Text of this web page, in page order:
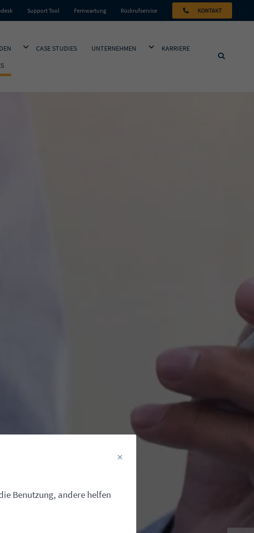
Support Tool Fernwartung Rückrufservice KONTAKT
ÖFFNENDROPDOWN ÖFFNEN
CASE STUDIES UNTERNEHMEN DROPDOWN ÖFFNEN
KARRIERE
Benutzung, andere helfen